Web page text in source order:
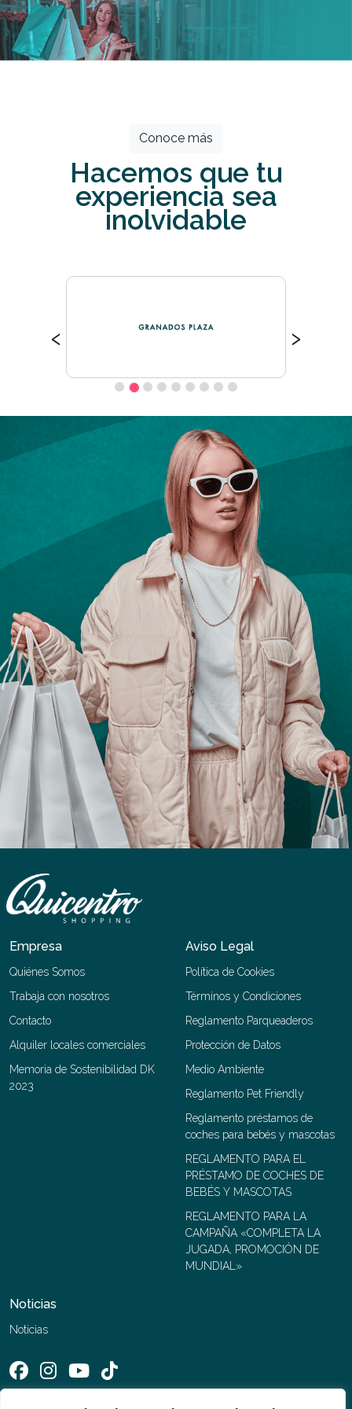
Conoce más
Hacemos que tu
experiencia sea
inolvidable
‹ ›
Empresa
Quiénes Somos
Trabaja con nosotros
Contacto
Alquiler locales comerciales
Memoria de Sostenibilidad DK
2023
Aviso Legal
Política de Cookies
Términos y Condiciones
Reglamento Parqueaderos
Protección de Datos
Medio Ambiente
Reglamento Pet Friendly
Reglamento préstamos de
coches para bebés y mascotas
REGLAMENTO PARA EL
PRÉSTAMO DE COCHES DE
BEBÉS Y MASCOTAS
REGLAMENTO PARA LA
CAMPAÑA «COMPLETA LA
JUGADA, PROMOCIÓN DE
MUNDIAL»
Noticias
Noticias